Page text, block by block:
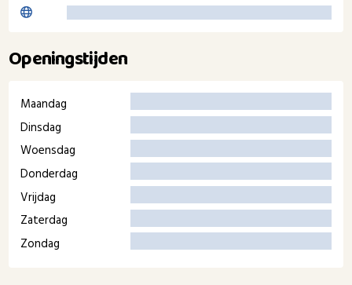
Openingstijden
Maandag
Dinsdag
Woensdag
Donderdag
Vrijdag
Zaterdag
Zondag